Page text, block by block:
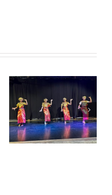
2026-03-04 Kampong
Cham – Siem Reap